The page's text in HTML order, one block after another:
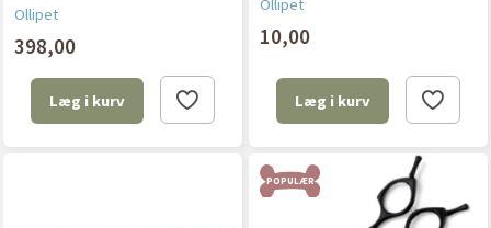
Ollipet
398,00
Læg i kurv
Ollipet
10,00
Læg i kurv
POPULÆR